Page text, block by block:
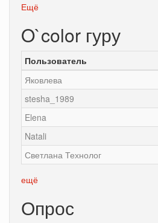
Ещё
O`color гуру
Пользователь
Яковлева
stesha_1989
Elena
Natali
Светлана Технолог
ещё
Опрос